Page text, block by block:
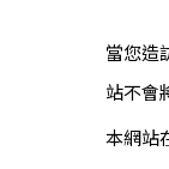
當您造
站不會
本網站